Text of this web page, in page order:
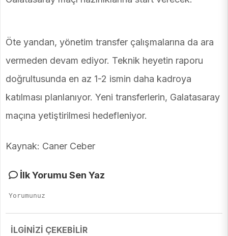
Öte yandan, yönetim transfer çalışmalarına da ara
vermeden devam ediyor. Teknik heyetin raporu
doğrultusunda en az 1-2 ismin daha kadroya
katılması planlanıyor. Yeni transferlerin, Galatasaray
maçına yetiştirilmesi hedefleniyor.
Kaynak: Caner Ceber
İlk Yorumu Sen Yaz
İLGİNİZİ ÇEKEBİLİR